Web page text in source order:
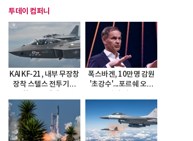
투데이 컴퍼니
KAI KF-21, 내부 무장창
장착 스텔스 전투기로
폭스바겐, 10만명 감원
'초강수'...포르쉐 오너